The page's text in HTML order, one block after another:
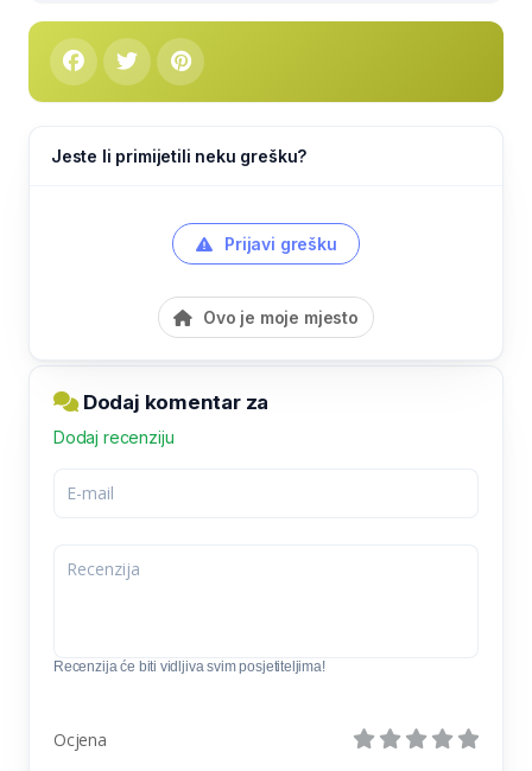
Jeste li primijetili neku grešku?
Prijavi grešku
Ovo je moje mjesto
Dodaj komentar za
Dodaj recenziju
Recenzija će biti vidljiva svim posjetiteljima!
Ocjena